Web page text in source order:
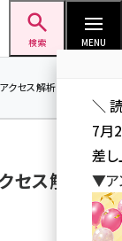
検索 MENU
アクセス解析／データ分析
セス解析と
＼
7月
差し
▼ア